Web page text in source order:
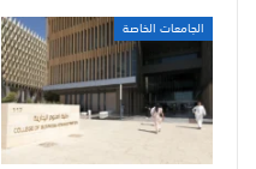
الجامعات الخاصة